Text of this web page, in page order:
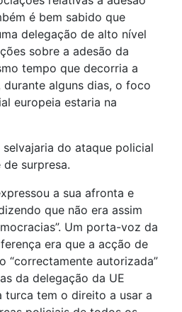
é bem sabido que
delegação de alto nível
sobre a adesão da
tempo que decorria a
durante alguns dias, o foco
europeia estaria na
do ataque policial
surpresa.
a sua afronta e
que não era assim
Um porta-voz da
era que a acção de
“correctamente autorizada”
da delegação da UE
turca tem o direito a usar a